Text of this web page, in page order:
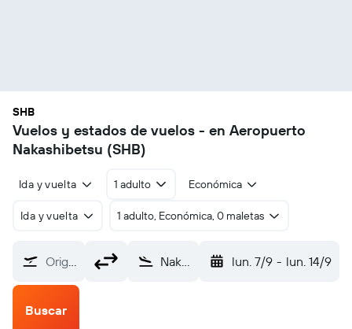
SHB
Vuelos y estados de vuelos - en Aeropuerto
Nakashibetsu (SHB)
Ida y vuelta 1 adulto Económica
Ida y vuelta 1 adulto, Económica, 0 maletas
Origen Nakashibetsu (SHB) lun. 7/9 - lun. 14/9
Buscar